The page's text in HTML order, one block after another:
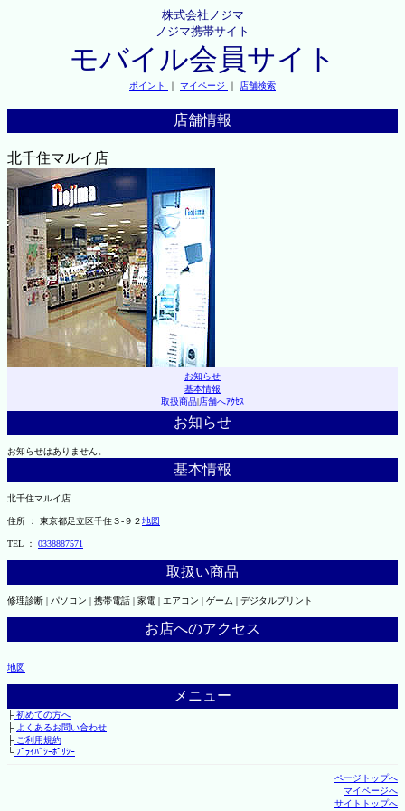
株式会社ノジマ
ノジマ携帯サイト
モバイル会員サイト
ポイント ｜ マイページ ｜ 店舗検索
店舗情報
北千住マルイ店
お知らせ
基本情報
取扱商品|店舗へｱｸｾｽ
お知らせ
お知らせはありません。
基本情報
北千住マルイ店
住所 ： 東京都足立区千住３-９２地図
TEL ： 0338887571
取扱い商品
修理診断 | パソコン | 携帯電話 | 家電 | エアコン | ゲーム | デジタルプリント
お店へのアクセス
地図
メニュー
├初めての方へ
├ よくあるお問い合わせ
├ご利用規約
└ﾌﾟﾗｲﾊﾞｼｰﾎﾟﾘｼｰ
ページトップへ
マイページへ
サイトトップへ